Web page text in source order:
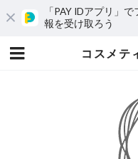
「PAY IDアプリ」
報を受け取ろう
コスメテ